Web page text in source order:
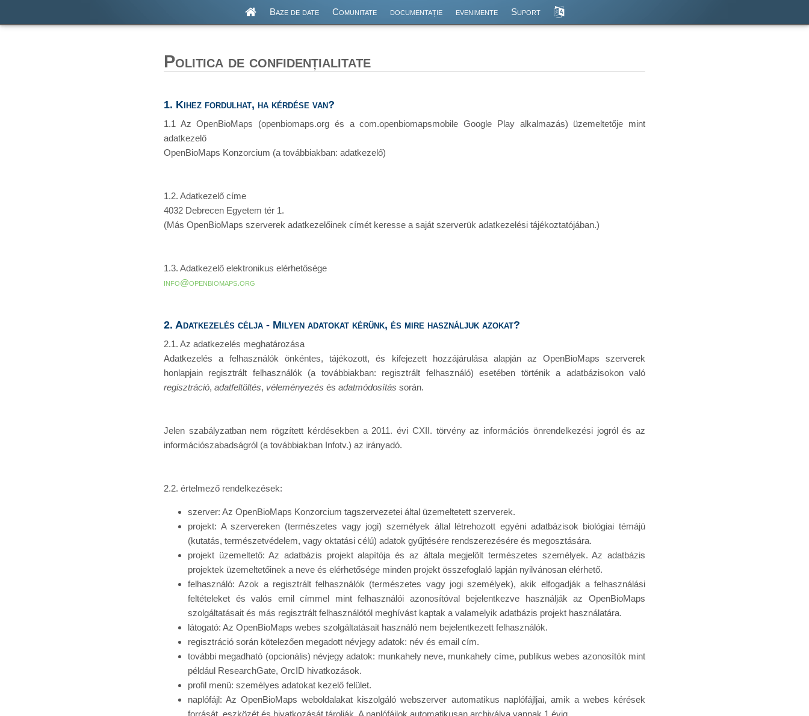
Baze de date Comunitate documentație evenimente Suport
Politica de confidențialitate
1. Kihez fordulhat, ha kérdése van?
1.1 Az OpenBioMaps (openbiomaps.org és a com.openbiomapsmobile Google Play alkalmazás) üzemeltetője mint
adatkezelő
OpenBioMaps Konzorcium (a továbbiakban: adatkezelő)
1.2. Adatkezelő címe
4032 Debrecen Egyetem tér 1.
(Más OpenBioMaps szerverek adatkezelőinek címét keresse a saját szerverük adatkezelési tájékoztatójában.)
1.3. Adatkezelő elektronikus elérhetősége
info@openbiomaps.org
2. Adatkezelés célja - Milyen adatokat kérünk, és mire használjuk azokat?
2.1. Az adatkezelés meghatározása
Adatkezelés a felhasználók önkéntes, tájékozott, és kifejezett hozzájárulása alapján az OpenBioMaps szerverek
honlapjain regisztrált felhasználók (a továbbiakban: regisztrált felhasználó) esetében történik a adatbázisokon való
regisztráció, adatfeltöltés, véleményezés és adatmódosítás során.
Jelen szabályzatban nem rögzített kérdésekben a 2011. évi CXII. törvény az információs önrendelkezési jogról és az
információszabadságról (a továbbiakban Infotv.) az irányadó.
2.2. értelmező rendelkezések:
szerver: Az OpenBioMaps Konzorcium tagszervezetei által üzemeltetett szerverek.
projekt: A szervereken (természetes vagy jogi) személyek által létrehozott egyéni adatbázisok biológiai témájú
(kutatás, természetvédelem, vagy oktatási célú) adatok gyűjtésére rendszerezésére és megosztására.
projekt üzemeltető: Az adatbázis projekt alapítója és az általa megjelölt természetes személyek. Az adatbázis
projektek üzemeltetőinek a neve és elérhetősége minden projekt összefoglaló lapján nyilvánosan elérhető.
felhasználó: Azok a regisztrált felhasználók (természetes vagy jogi személyek), akik elfogadják a felhasználási
feltételeket és valós emil címmel mint felhasználói azonosítóval bejelentkezve használják az OpenBioMaps
szolgáltatásait és más regisztrált felhasználótól meghívást kaptak a valamelyik adatbázis projekt használatára.
látogató: Az OpenBioMaps webes szolgáltatásait használó nem bejelentkezett felhasználók.
regisztráció során kötelezően megadott névjegy adatok: név és email cím.
további megadható (opcionális) névjegy adatok: munkahely neve, munkahely címe, publikus webes azonosítók mint
például ResearchGate, OrcID hivatkozások.
profil menü: személyes adatokat kezelő felület.
naplófájl: Az OpenBioMaps weboldalakat kiszolgáló webszerver automatikus naplófájljai, amik a webes kérések
forrását, eszközét és hivatkozását tárolják. A naplófájlok automatikusan archiválva vannak 1 évig.